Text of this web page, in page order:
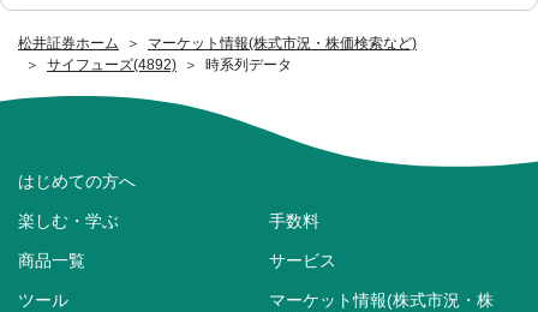
松井証券ホーム
マーケット情報(株式市況・株価検索など)
サイフューズ(4892)
時系列データ
はじめての方へ
楽しむ・学ぶ 手数料
商品一覧 サービス
ツール
マーケット情報(株式市況・株